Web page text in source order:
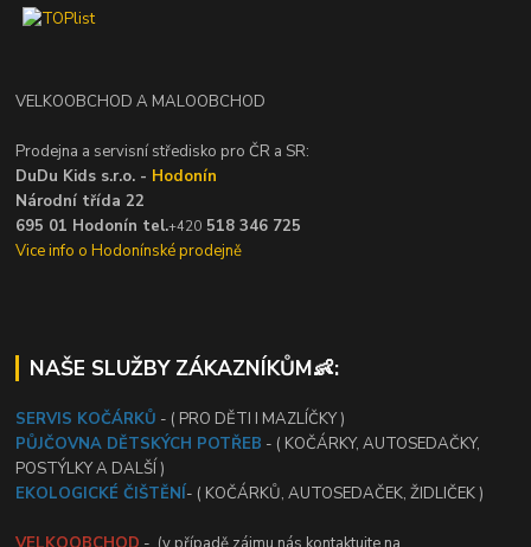
VELKOOBCHOD A MALOOBCHOD
Prodejna a servisní středisko pro ČR a SR:
DuDu Kids s.r.o. - Hodonín
Národní třída 22
695 01 Hodonín tel.+420 518 346 725
Vice info o Hodonínské prodejně
NAŠE SLUŽBY ZÁKAZNÍKŮM👶:
SERVIS KOČÁRKŮ - ( PRO DĚTI I MAZLÍČKY )
PŮJČOVNA DĚTSKÝCH POTŘEB - ( KOČÁRKY, AUTOSEDAČKY,
POSTÝLKY A DALŠÍ )
EKOLOGICKÉ ČIŠTĚNÍ- ( KOČÁRKŮ, AUTOSEDAČEK, ŽIDLIČEK )